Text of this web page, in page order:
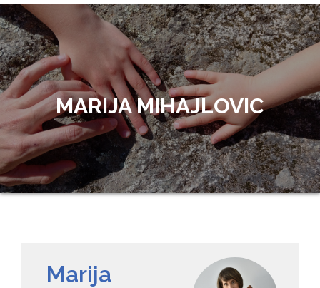
MARIJA MIHAJLOVIC
Marija